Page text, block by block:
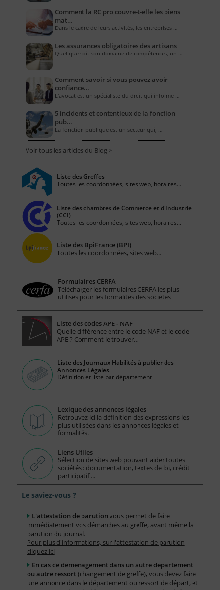
Comment la RC pro couvre-t-elle les biens
mat…
Dans le cadre de leurs activités, les entreprises …
Les assurances obligatoires des artisans
Quel que soit son domaine de compétences, un …
Comment savoir si vous pouvez avoir
confiance…
L'avocat est un spécialiste du droit qui informe …
5 incidents et contentieux de la fonction
pub…
La fonction publique est un secteur qui, …
Voir tous les articles du Blog >
Liste des Greffes
Toutes les coordonnées, sites web, horaires...
Liste des chambres de Commerce et d'Industrie
(CCI)
Toutes les coordonnées, sites web, horaires...
Liste des BpiFrance (BPI)
Toutes les coordonnées, sites web...
Formulaires CERFA
Télécharger les formulaires CERFA les plus
utilisés pour les formalités des sociétés
Liste des codes APE - NAF
Quelle différence entre le code NAF et le code
APE ? Comment le trouver…
Liste des Journaux Habilités à publier des
Annonces Légales.
Définition et liste par département
Lexique des annonces légales
Retrouvez ici la définition des expressions les
plus utilisées dans les annonces légales et
formalités.
Liens Utiles
Sélection de sites web pouvant aider toutes
sociétés : documentation, textes de loi, crédit
participatif ...
Le saviez-vous ?
L'attestation de parution vous permet de faire
immédiatement vos démarches au greffe, avant même la
parution du journal.
Pour plus d'informations, sur l'attestation de parution
cliquez ici
En cas de déménagement dans un autre département
ou autre ressort(changement de greffe), vous devez faire
une annonce dans le département ou ressort de départ, et